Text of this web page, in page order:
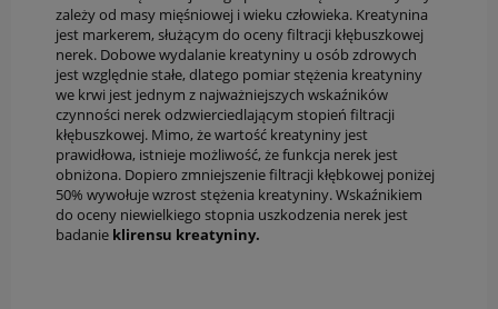
zależy od masy mięśniowej i wieku człowieka. Kreatynina
jest markerem, służącym do oceny filtracji kłębuszkowej
nerek. Dobowe wydalanie kreatyniny u osób zdrowych
jest względnie stałe, dlatego pomiar stężenia kreatyniny
we krwi jest jednym z najważniejszych wskaźników
czynności nerek odzwierciedlającym stopień filtracji
kłębuszkowej. Mimo, że wartość kreatyniny jest
prawidłowa, istnieje możliwość, że funkcja nerek jest
obniżona. Dopiero zmniejszenie filtracji kłębkowej poniżej
50% wywołuje wzrost stężenia kreatyniny. Wskaźnikiem
do oceny niewielkiego stopnia uszkodzenia nerek jest
badanie klirensu kreatyniny.